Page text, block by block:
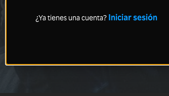
¿Ya tienes una cuenta? Iniciar sesión